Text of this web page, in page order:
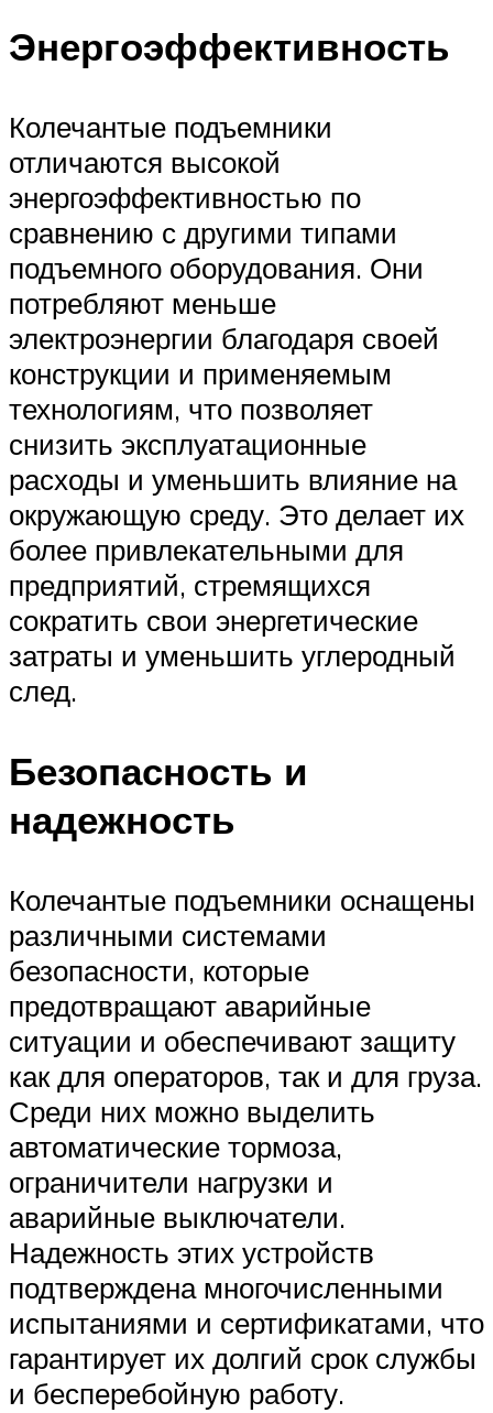
Энергоэффективность
Колечантые подъемники
отличаются высокой
энергоэффективностью по
сравнению с другими типами
подъемного оборудования. Они
потребляют меньше
электроэнергии благодаря своей
конструкции и применяемым
технологиям, что позволяет
снизить эксплуатационные
расходы и уменьшить влияние на
окружающую среду. Это делает их
более привлекательными для
предприятий, стремящихся
сократить свои энергетические
затраты и уменьшить углеродный
след.
Безопасность и
надежность
Колечантые подъемники оснащены
различными системами
безопасности, которые
предотвращают аварийные
ситуации и обеспечивают защиту
как для операторов, так и для груза.
Среди них можно выделить
автоматические тормоза,
ограничители нагрузки и
аварийные выключатели.
Надежность этих устройств
подтверждена многочисленными
испытаниями и сертификатами, что
гарантирует их долгий срок службы
и бесперебойную работу.